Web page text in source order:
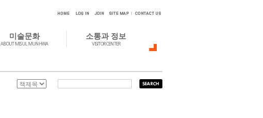
미술문화
ABOUT MISUL MUNHWA
소통과 정보
VISITOR CENTER